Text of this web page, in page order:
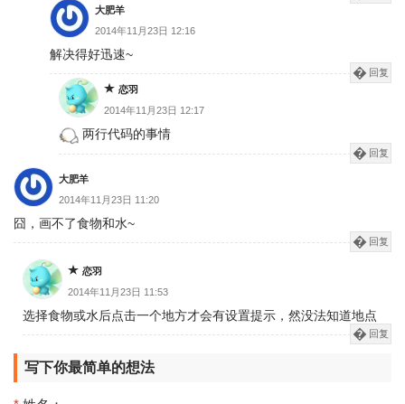
大肥羊
2014年11月23日 12:16
解决得好迅速~
回复
恋羽
2014年11月23日 12:17
两行代码的事情
回复
大肥羊
2014年11月23日 11:20
囧，画不了食物和水~
回复
恋羽
2014年11月23日 11:53
选择食物或水后点击一个地方才会有设置提示，然没法知道地点
回复
写下你最简单的想法